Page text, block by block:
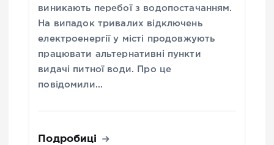
виникають перебої з водопостачанням.
На випадок тривалих відключень
електроенергії у місті продовжують
працювати альтернативні пункти
видачі питної води. Про це
повідомили…
Подробиці